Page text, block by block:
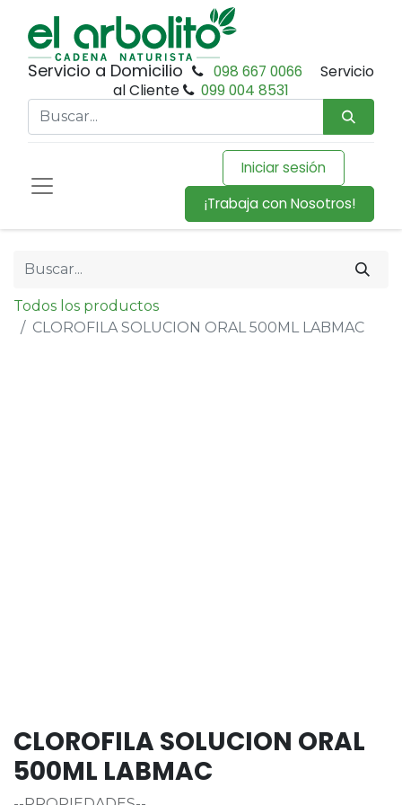
Servicio a Domicilio 098 667 0066
Servicio
al Cliente
099 004 8531
Iniciar sesión
¡Trabaja con Nosotros!
Todos los productos
CLOROFILA SOLUCION ORAL 500ML LABMAC
CLOROFILA SOLUCION ORAL
500ML LABMAC